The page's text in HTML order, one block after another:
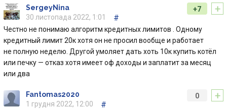
+
+7
SergeyNina
30 листопада 2022, 1:01
#
Честно не понимаю алгоритм кредитных лимитов . Одному
кредитный лимит 20к хотя он не просил вообще и работает
не полную неделю. Другой умоляет дать хоть 10к купить котёл
или печку — отказ хотя имеет оф доходы и заплатит за месяц
или два
+
0
Fantomas2020
1 грудня 2022, 12:00
#